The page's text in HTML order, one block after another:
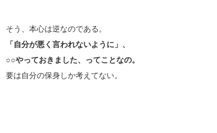
そう、本心は逆なのである。
「自分が悪く言われないように」、
○○やっておきました、ってことなの。
要は自分の保身しか考えてない。